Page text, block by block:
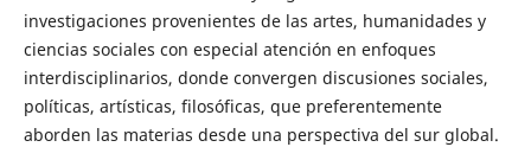
investigaciones provenientes de las artes, humanidades y
ciencias sociales con especial atención en enfoques
interdisciplinarios, donde convergen discusiones sociales,
políticas, artísticas, filosóficas, que preferentemente
aborden las materias desde una perspectiva del sur global.